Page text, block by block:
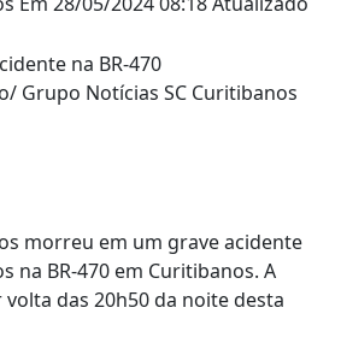
Grupo Notícias SC Curitibanos
morreu em um grave acidente
na BR-470 em Curitibanos. A
das 20h50 da noite desta